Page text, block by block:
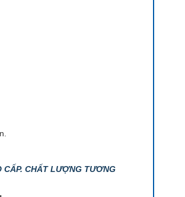
CẤP. CHẤT LƯỢNG TƯƠNG